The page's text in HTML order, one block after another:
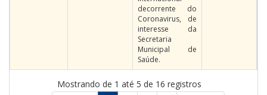
decorrente do
Coronavirus, de
interesse da
Secretaria
Municipal de
Saúde.
Mostrando de 1 até 5 de 16 registros